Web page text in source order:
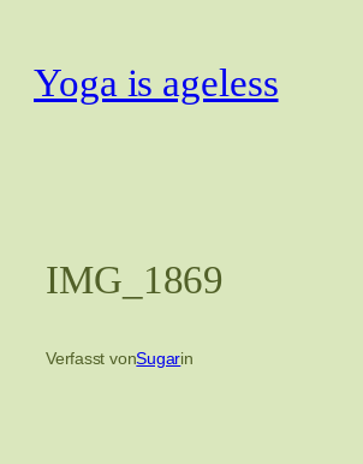
springen
Yoga is ageless
IMG_1869
Verfasst vonSugarin